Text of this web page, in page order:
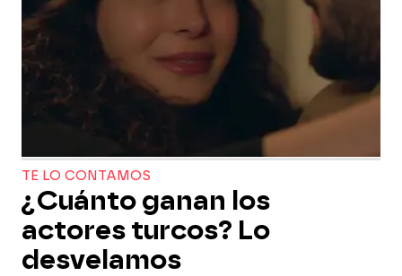
TE LO CONTAMOS
¿Cuánto ganan los
actores turcos? Lo
desvelamos